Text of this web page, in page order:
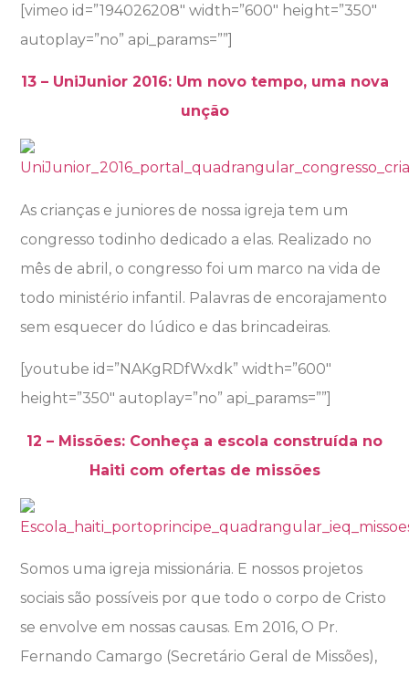
[vimeo id=”194026208″ width=”600″ height=”350″
autoplay=”no” api_params=””]
13 – UniJunior 2016: Um novo tempo, uma nova
unção
As crianças e juniores de nossa igreja tem um
congresso todinho dedicado a elas. Realizado no
mês de abril, o congresso foi um marco na vida de
todo ministério infantil. Palavras de encorajamento
sem esquecer do lúdico e das brincadeiras.
[youtube id=”NAKgRDfWxdk” width=”600″
height=”350″ autoplay=”no” api_params=””]
12 – Missões: Conheça a escola construída no
Haiti com ofertas de missões
Somos uma igreja missionária. E nossos projetos
sociais são possíveis por que todo o corpo de Cristo
se envolve em nossas causas. Em 2016, O Pr.
Fernando Camargo (Secretário Geral de Missões),